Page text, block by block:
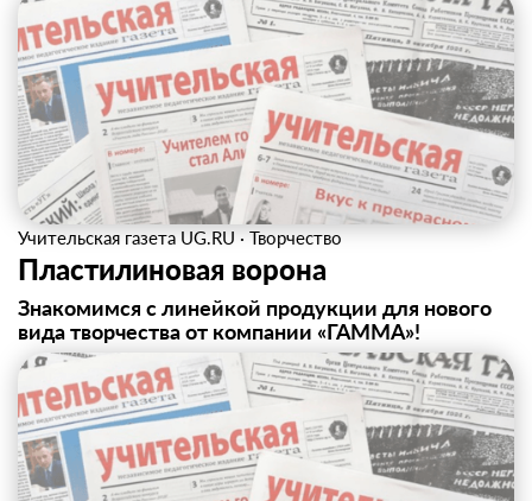
Учительская газета UG.RU · Творчество
Пластилиновая ворона
Знакомимся с линейкой продукции для нового
вида творчества от компании «ГАММА»!